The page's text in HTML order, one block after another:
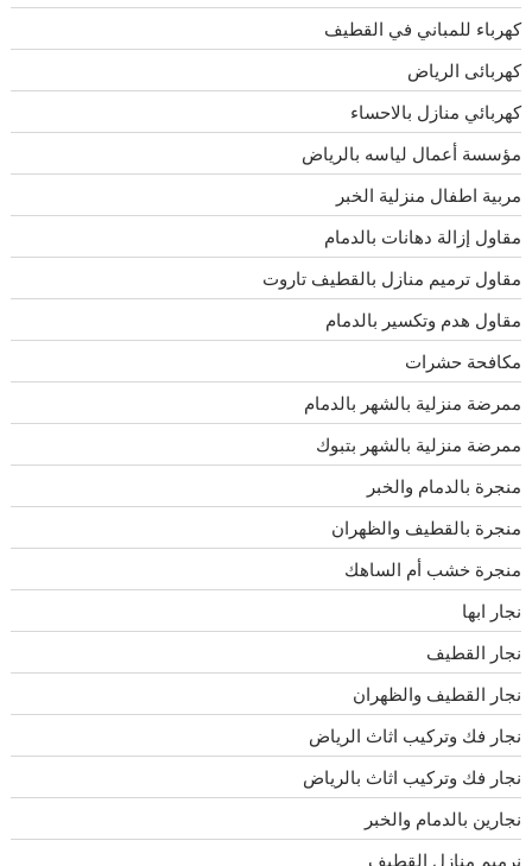
كهرباء للمباني في القطيف
كهربائى الرياض
كهربائي منازل بالاحساء
مؤسسة أعمال لياسه بالرياض
مربية اطفال منزلية الخبر
مقاول إزالة دهانات بالدمام
مقاول ترميم منازل بالقطيف تاروت
مقاول هدم وتكسير بالدمام
مكافحة حشرات
ممرضة منزلية بالشهر بالدمام
ممرضة منزلية بالشهر بتبوك
منجرة بالدمام والخبر
منجرة بالقطيف والظهران
منجرة خشب أم الساهك
نجار ابها
نجار القطيف
نجار القطيف والظهران
نجار فك وتركيب اثاث الرياض
نجار فك وتركيب اثاث بالرياض
نجارين بالدمام والخبر
نرميم منازل القطيف